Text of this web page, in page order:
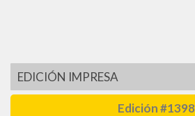
EDICIÓN IMPRESA
Edición #1398